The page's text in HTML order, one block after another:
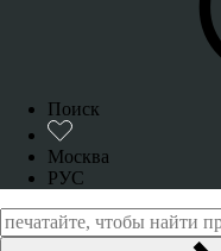
Поиск
Москва
РУС